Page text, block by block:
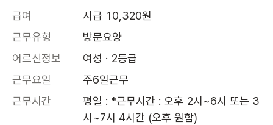
급여
시급 10,320원
근무유형
방문요양
어르신정보
여성 · 2등급
근무요일
주6일근무
근무시간
평일 : *근무시간 : 오후 2시~6시 또는 3
시~7시 4시간 (오후 원함)